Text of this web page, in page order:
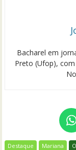
Bacharel em
Preto (Ufop),
Destaque Mariana